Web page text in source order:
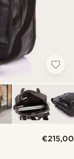
€215,00